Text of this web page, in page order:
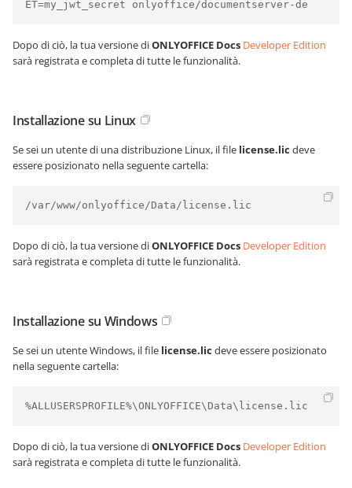
Dopo di ciò, la tua versione diONLYOFFICE Docs Developer Edition
sarà registrata e completa di tutte le funzionalità.
Installazione su Linux
Se sei un utente di una distribuzione Linux, il file license.lic deve
essere posizionato nella seguente cartella:
/var/www/onlyoffice/Data/license.lic
Dopo di ciò, la tua versione diONLYOFFICE Docs Developer Edition
sarà registrata e completa di tutte le funzionalità.
Installazione su Windows
Se sei un utente Windows, il file license.lic deve essere posizionato
nella seguente cartella:
%ALLUSERSPROFILE%\ONLYOFFICE\Data\license.lic
Dopo di ciò, la tua versione diONLYOFFICE Docs Developer Edition
sarà registrata e completa di tutte le funzionalità.